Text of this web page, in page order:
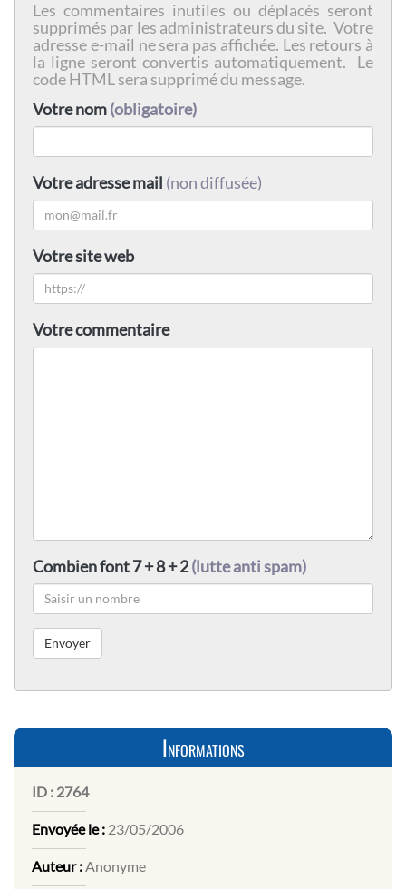
Les commentaires inutiles ou déplacés seront
supprimés par les administrateurs du site. Votre
adresse e-mail ne sera pas affichée. Les retours à
la ligne seront convertis automatiquement. Le
code HTML sera supprimé du message.
Votre nom(obligatoire)
Votre adresse mail (non diffusée)
Votre site web
Votre commentaire
Combien font 7 + 8 + 2(lutte anti spam)
Informations
ID : 2764
Envoyée le : 23/05/2006
Auteur :Anonyme